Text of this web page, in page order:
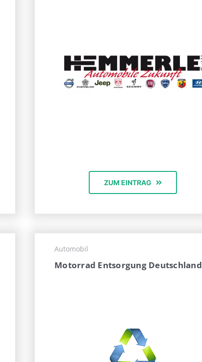
ZUM EINTRAG
Automobil
Motorrad Entsorgung Deutschland